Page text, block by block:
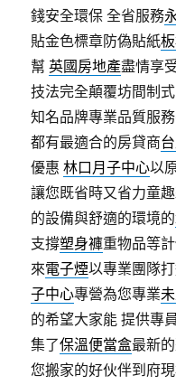
錢安全環保 全省服務
貼金色標章防偽貼紙
幫英國房地產盡情享
技法完全顛覆坊間制
知名品牌專業品質服
都有最適合的房貸商
優惠林口月子中心以
讓您既省時又省力童
的設備與舒適的環境的
支撐塑身褲重物品等
來電子煙以專業團隊
子中心專營為您專業
的希望大家能 提供專
集了保溫便當盒最新
您搬家的好伙伴到府